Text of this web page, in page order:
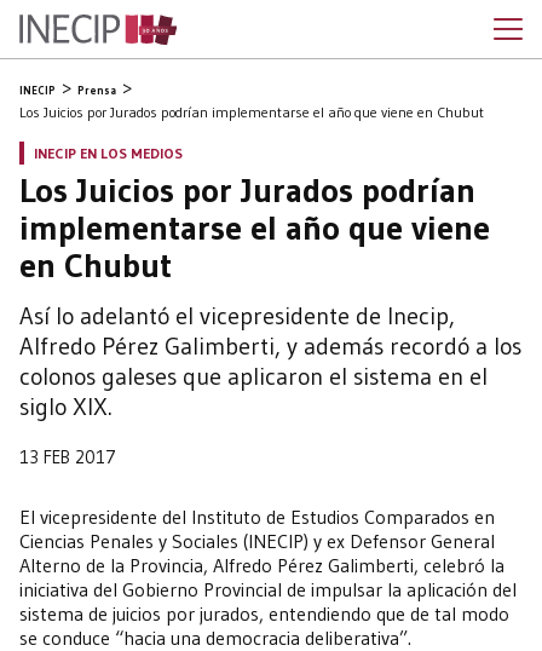
INECIP Prensa
Los Juicios por Jurados podrían implementarse el año que viene en Chubut
INECIP EN LOS MEDIOS
Los Juicios por Jurados podrían
implementarse el año que viene
en Chubut
Así lo adelantó el vicepresidente de Inecip,
Alfredo Pérez Galimberti, y además recordó a los
colonos galeses que aplicaron el sistema en el
siglo XIX.
13 FEB 2017
El vicepresidente del Instituto de Estudios Comparados en
Ciencias Penales y Sociales (INECIP) y ex Defensor General
Alterno de la Provincia, Alfredo Pérez Galimberti, celebró la
iniciativa del Gobierno Provincial de impulsar la aplicación del
sistema de juicios por jurados, entendiendo que de tal modo
se conduce “hacia una democracia deliberativa”.